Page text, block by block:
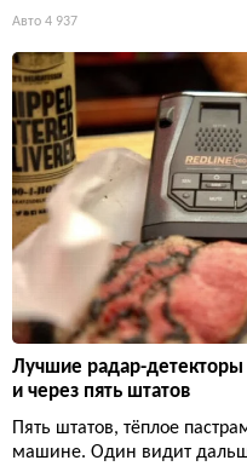
Авто 4 937
Лучшие радар-
и через пять штатов
Пять штатов, тёплое
машине. Один видит